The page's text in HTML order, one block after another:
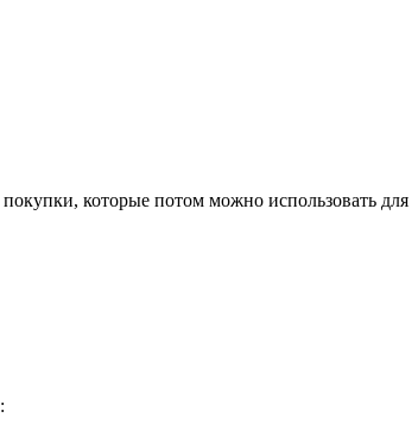
которые потом можно использовать для